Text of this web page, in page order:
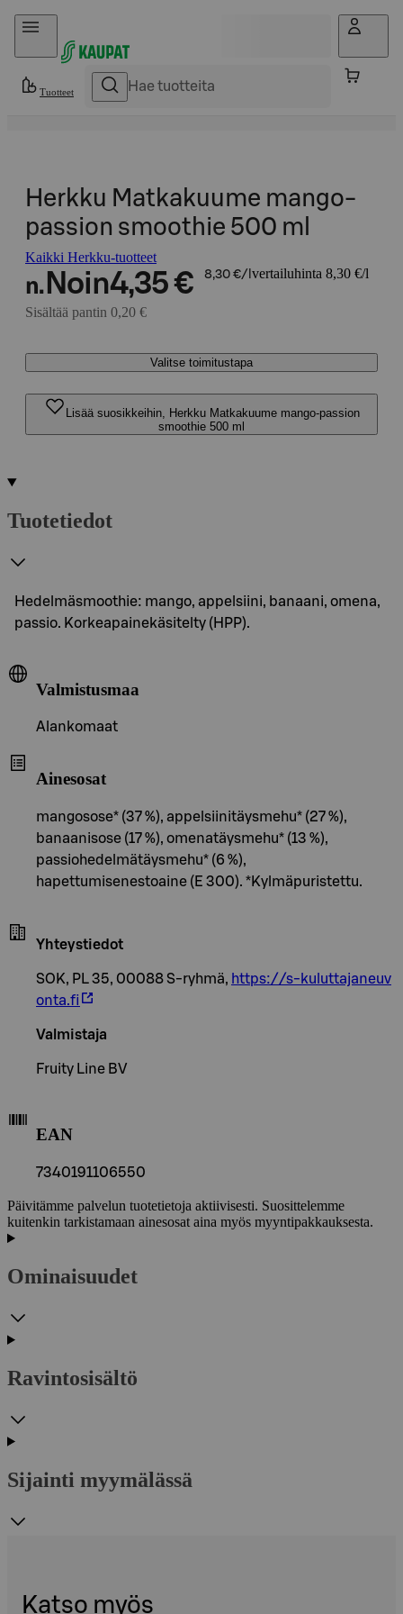
Hyppää sisältöön
Tuotteet
Herkku Matkakuume mango-
passion smoothie 500 ml
Kaikki Herkku-tuotteet
n. Noin4,35 € 8,30 €/l vertailuhinta 8,30 €/l
Sisältää pantin 0,20 €
Valitse toimitustapa
Lisää suosikkeihin, Herkku Matkakuume mango-passion
smoothie 500 ml
Tuotetiedot
Hedelmäsmoothie: mango, appelsiini, banaani, omena,
passio. Korkeapainekäsitelty (HPP).
Valmistusmaa
Alankomaat
Ainesosat
mangosose* (37 %), appelsiinitäysmehu* (27 %),
banaanisose (17 %), omenatäysmehu* (13 %),
passiohedelmätäysmehu* (6 %),
hapettumisenestoaine (E 300). *Kylmäpuristettu.
Yhteystiedot
SOK, PL 35, 00088 S-ryhmä, https://s-kuluttajaneuv
onta.fi
Valmistaja
Fruity Line BV
EAN
7340191106550
Päivitämme palvelun tuotetietoja aktiivisesti. Suosittelemme
kuitenkin tarkistamaan ainesosat aina myös myyntipakkauksesta.
Ominaisuudet
Ravintosisältö
Sijainti myymälässä
Katso myös